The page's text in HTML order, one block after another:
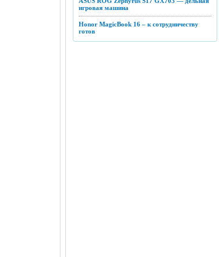
игровая машина
Honor MagicBook 16 – к сотрудничеству
готов